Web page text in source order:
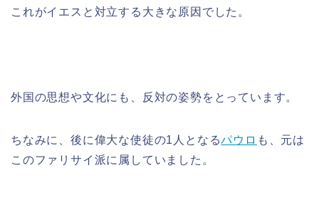
これがイエスと対立する大きな原因でした。
外国の思想や文化にも、反対の姿勢をとっています。
ちなみに、後に偉大な使徒の1人となるパウロ も
元は
このファリサイ派に属していました。